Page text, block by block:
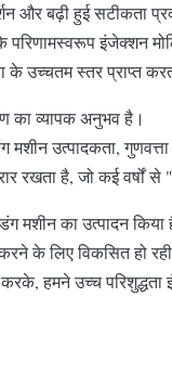
बढ़ी हुई सटीकता
इंजेक्शन
उच्चतम स्तर प्राप्त
का व्यापक अनुभव है।
मशीन उत्पादकता,
रखता है, जो कई
मशीन का उत्पादन
लिए विकसित हो रही
करके, हमने उच्च